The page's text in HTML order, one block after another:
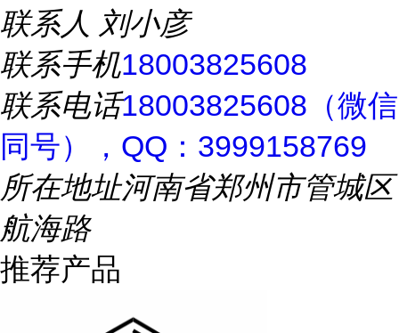
联系人 刘小彦
联系手机18003825608
联系电话18003825608（微信
同号），QQ：3999158769
所在地址河南省郑州市管城区
航海路
推荐产品